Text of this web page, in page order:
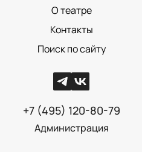
О театре
Контакты
Поиск по сайту
+7 (495) 120-80-79
Администрация